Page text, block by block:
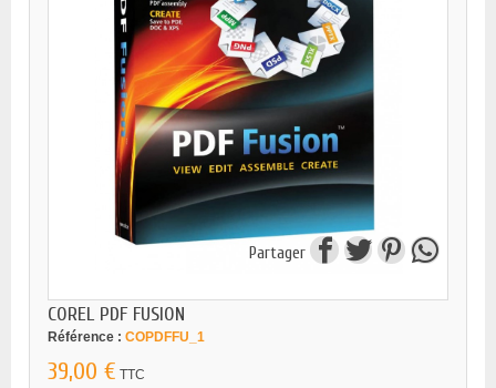
Partager
COREL PDF FUSION
Référence : COPDFFU_1
39,00 € TTC